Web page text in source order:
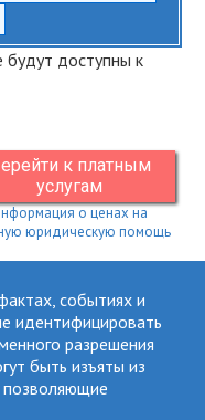
доступны к
к платным
услугам
о ценах на
юридическую помощь
событиях и
идентифицировать
разрешения
быть изъяты из
позволяющие